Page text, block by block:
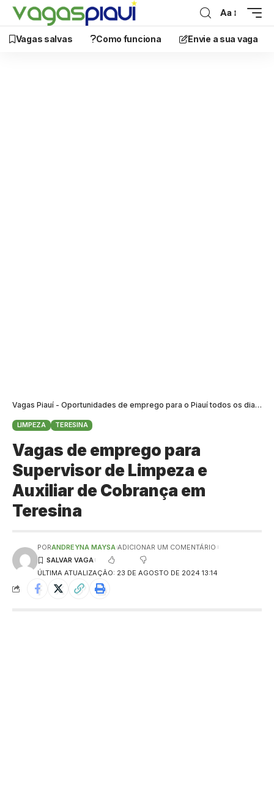
Aa
Vagas salvas Como funciona Envie a sua vaga
Vagas Piauí - Oportunidades de emprego para o Piauí todos os dias>
LIMPEZA TERESINA
Vagas de emprego para
Supervisor de Limpeza e
Auxiliar de Cobrança em
Teresina
ÚLTIMA ATUALIZAÇÃO: 23 DE AGOSTO DE 2024 13:14
PORANDREYNA MAYSA ADICIONAR UM COMENTÁRIO